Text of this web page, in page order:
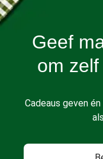
Geef
om
Cadeaus geven